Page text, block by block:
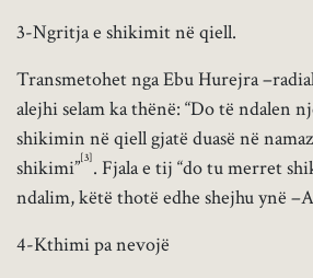
3-Ngritja e shikimit në qiell.
Transmetohet nga Ebu Hurejra
alejhi selam ka thënë: “Do të ndalen
shikimin në qiell gjatë duasë në
shikimi”[3]. Fjala e tij “do tu merret
ndalim, këtë thotë edhe shejhu ynë
4-Kthimi pa nevojë